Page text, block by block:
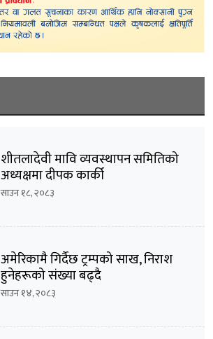
शीतलादेवी मावि व्यवस्थापन समितिको
अध्यक्षमा दीपक कार्की
साउन १८, २०८३
अमेरिकामै गिर्दैछ ट्रम्पको साख, निराश
हुनेहरूको संख्या बढ्दै
साउन १४, २०८३